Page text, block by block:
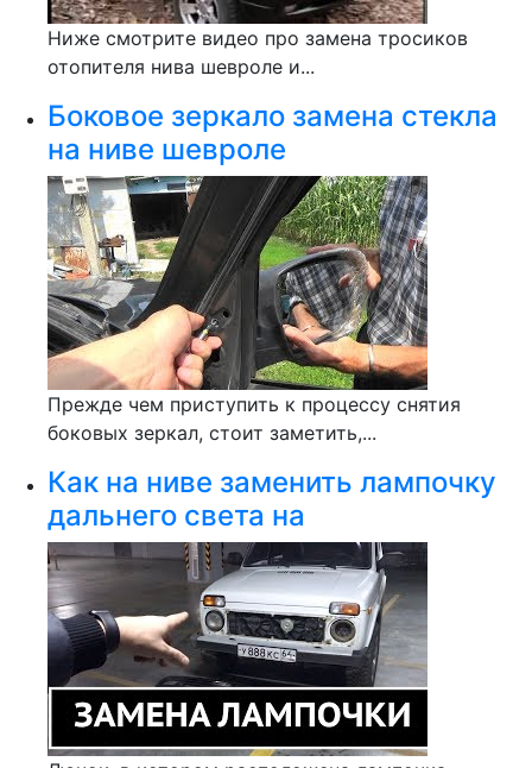
Ниже смотрите видео про замена тросиков
отопителя нива шевроле и...
Боковое зеркало замена стекла
на ниве шевроле
Прежде чем приступить к процессу снятия
боковых зеркал, стоит заметить,...
Как на ниве заменить лампочку
дальнего света на